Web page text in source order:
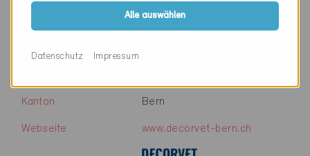
Firma
DECORVET HLKS Planungen
AG
Kanton Bern
Webseite www.decorvet-bern.ch
Alle auswählen
Datenschutz Impressum